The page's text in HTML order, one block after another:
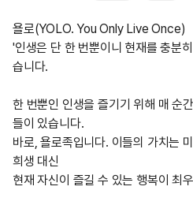
욜로(YOLO. You Only Live Once)
'인생은 단 한 번뿐이니 현재를 충분
습니다.​
한 번뿐인 인생을 즐기기 위해 매 순
들이 있습니다.
바로, 욜로족입니다. 이들의 가치는
희생 대신
현재 자신이 즐길 수 있는 행복이 최